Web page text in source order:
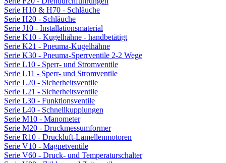
Serie H10 & H70 - Schläuche
Serie H20 - Schläuche
Serie J10 - Installationsmaterial
Serie K10 - Kugelhähne - handbetätigt
Serie K21 - Pneuma-Kugelhähne
Serie K30 - Pneuma-Sperrventile 2-2 Wege
Serie L10 - Sperr- und Stromventile
Serie L11 - Sperr- und Stromventile
Serie L20 - Sicherheitsventile
Serie L21 - Sicherheitsventile
Serie L30 - Funktionsventile
Serie L40 - Schnellkupplungen
Serie M10 - Manometer
Serie M20 - Druckmessumformer
Serie R10 - Druckluft-Lamellenmotoren
Serie V10 - Magnetventile
Serie V60 - Druck- und Temperaturschalter